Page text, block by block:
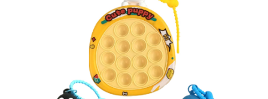
每筆NT$120，滿NT$1,999(含以上)免運費